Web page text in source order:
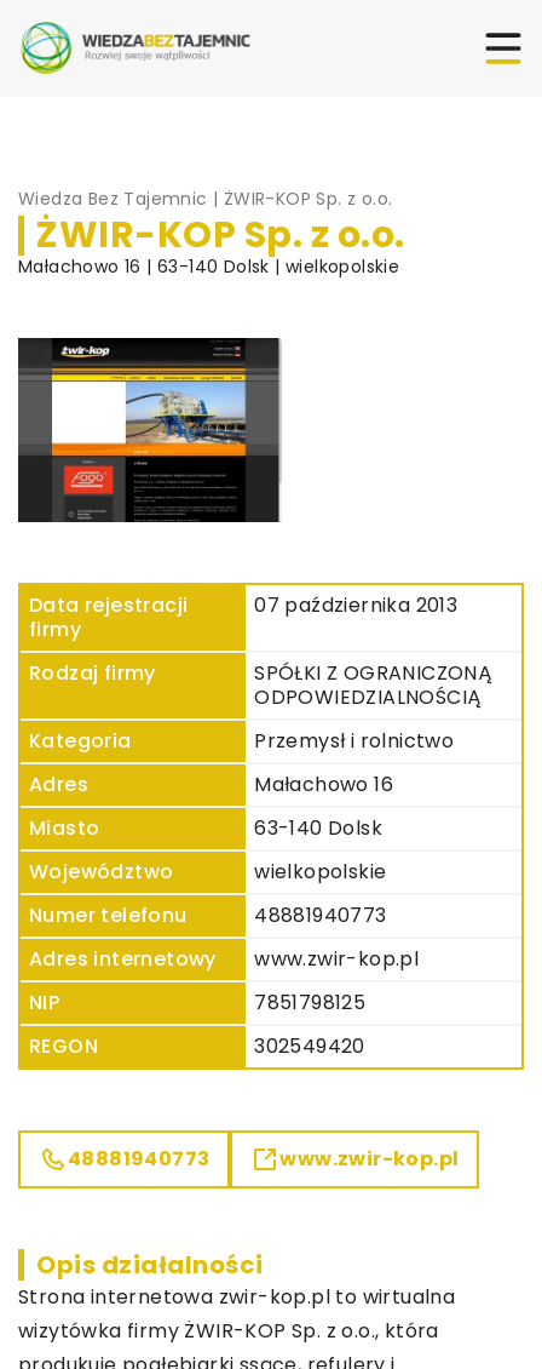
Wiedza Bez Tajemnic | ŻWIR-KOP Sp. z o.o.
ŻWIR-KOP Sp. z o.o.
Małachowo 16 | 63-140 Dolsk | wielkopolskie
Data rejestracji
firmy
07 października 2013
Rodzaj firmy
SPÓŁKI Z OGRANICZONĄ
ODPOWIEDZIALNOŚCIĄ
Kategoria
Przemysł i rolnictwo
Adres
Małachowo 16
Miasto
63-140 Dolsk
Województwo
wielkopolskie
Numer telefonu
48881940773
Adres internetowy
www.zwir-kop.pl
NIP
7851798125
REGON
302549420
48881940773 www.zwir-kop.pl
Opis działalności
Strona internetowa zwir-kop.pl to wirtualna
wizytówka firmy ŻWIR-KOP Sp. z o.o., która